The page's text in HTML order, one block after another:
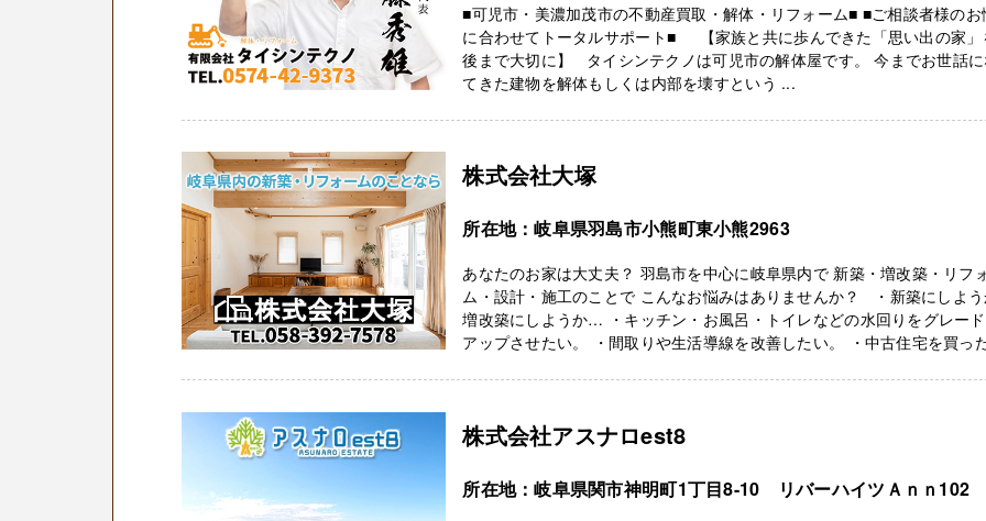
■可児市・美濃加茂市の不動産買取・解体・リフォーム■ ■ご相談者様のお
に合わせてトータルサポート■ 【家族と共に歩んできた「思い出の家」
後まで大切に】 タイシンテクノは可児市の解体屋です。 今までお世話
てきた建物を解体もしくは内部を壊すという ...
株式会社大塚
所在地：岐阜県羽島市小熊町東小熊2963
あなたのお家は大丈夫？ 羽島市を中心に岐阜県内で 新築・増改築・リフ
ム・設計・施工のことで こんなお悩みはありませんか？ ・新築にしよ
増改築にしようか… ・キッチン・お風呂・トイレなどの水回りをグレード
アップさせたい。 ・間取りや生活導線を改善したい。 ・中古住宅を買っ
株式会社アスナロest8
所在地：岐阜県関市神明町1丁目8-10 リバーハイツＡｎｎ102